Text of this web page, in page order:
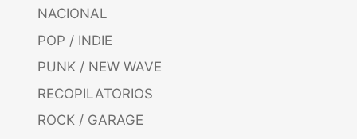
NACIONAL
POP / INDIE
PUNK / NEW WAVE
RECOPILATORIOS
ROCK / GARAGE